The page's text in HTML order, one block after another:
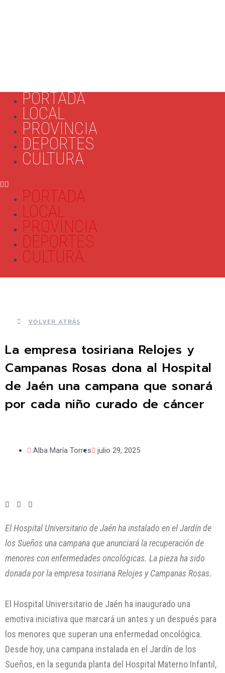
PORTADA
LOCAL
PROVINCIA
DEPORTES
CULTURA
PORTADA
LOCAL
PROVINCIA
DEPORTES
CULTURA
VOLVER ATRÁS
La empresa tosiriana Relojes y
Campanas Rosas dona al Hospital
de Jaén una campana que sonará
por cada niño curado de cáncer
Alba María Torres julio 29, 2025
El Hospital Universitario de Jaén ha instalado en el Jardín de
los Sueños una campana que anunciará la recuperación de
menores con enfermedades oncológicas. La pieza ha sido
donada por la empresa tosiriana Relojes y Campanas Rosas.
El Hospital Universitario de Jaén ha inaugurado una
emotiva iniciativa que marcará un antes y un después para
los menores que superan una enfermedad oncológica.
Desde hoy, una campana instalada en el Jardín de los
Sueños, en la segunda planta del Hospital Materno Infantil,